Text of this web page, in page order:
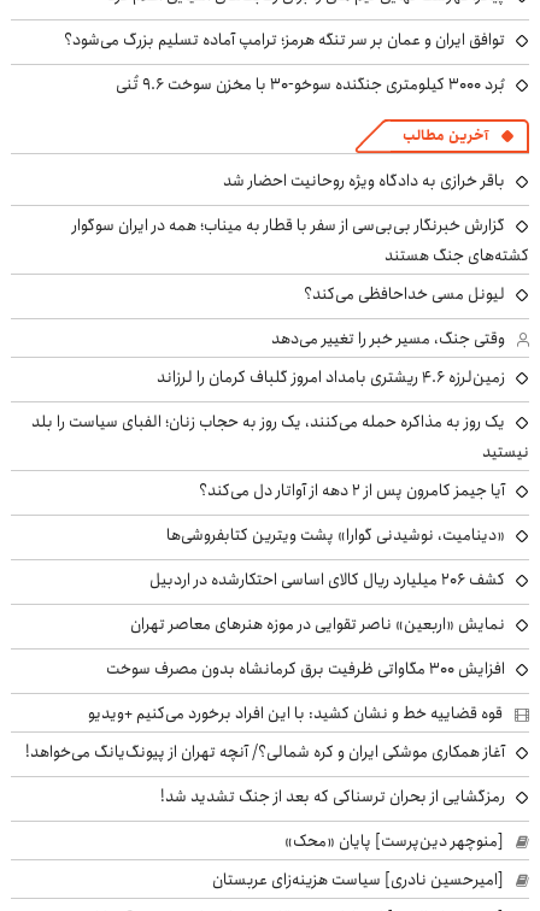
توافق ایران و عمان بر سر تنگه هرمز؛ ترامپ آماده تسلیم بزرگ می‌شود؟
بُرد ۳۰۰۰ کیلومتری جنگنده سوخو-۳۰ با مخزن سوخت ۹.۶ تُنی
آخرین مطالب
باقر خرازی به دادگاه ویژه روحانیت احضار شد
گزارش خبرنگار بی‌بی‌سی از سفر با قطار به میناب؛ همه در ایران سوگوار
کشته‌های جنگ هستند
لیونل مسی خداحافظی می‌کند؟
وقتی جنگ، مسیر خبر را تغییر می‌دهد
زمین‌لرزه ۴.۶ ریشتری بامداد امروز گلباف کرمان را لرزاند
یک روز به مذاکره حمله می‌کنند، یک روز به حجاب زنان؛ الفبای سیاست را بلد
نیستید
آیا جیمز کامرون پس از ۲ دهه از آواتار دل می‌کند؟
«دینامیت، نوشیدنی گوارا» پشت ویترین کتابفروشی‌ها
کشف ۲۰۶ میلیارد ریال کالای اساسی احتکارشده در اردبیل
نمایش «اربعین» ناصر تقوایی در موزه هنرهای معاصر تهران
افزایش ۳۰۰ مگاواتی ظرفیت برق کرمانشاه بدون مصرف سوخت
قوه قضاییه خط و نشان کشید: با این افراد برخورد می‌کنیم +ویدیو
آغاز همکاری موشکی ایران و کره شمالی؟/ آنچه تهران از پیونگ‌یانگ می‌خواهد!
رمزگشایی از بحران ترسناکی که بعد از جنگ تشدید شد!
[منوچهر دین‌پرست] پایان «محک»
[امیرحسین نادری] سیاست هزینه‌زای عربستان